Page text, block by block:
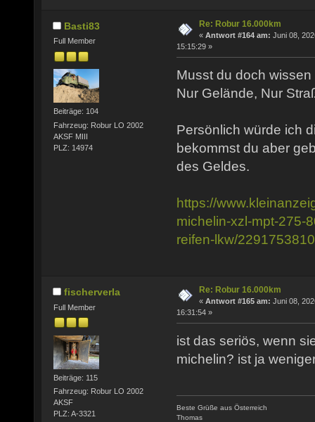
Basti83
Full Member
Beiträge: 104
Fahrzeug: Robur LO 2002
AKSF MIII
PLZ: 14974
Re: Robur 16.000km
« Antwort #164 am: Juni 08,
15:15:29 »
Musst du doch
Nur Gelände, Nur
Persönlich würde ich
bekommst du aber
des Geldes.
https://
michelin-xzl-mpt-275-
reifen-lkw/
fischerverla
Full Member
Beiträge: 115
Fahrzeug: Robur LO 2002
AKSF
PLZ: A-3321
Re: Robur 16.000km
« Antwort #165 am: Juni 08,
16:31:54 »
ist das seriös, wenn
michelin? ist ja
Beste Grüße aus Österreich
Thomas